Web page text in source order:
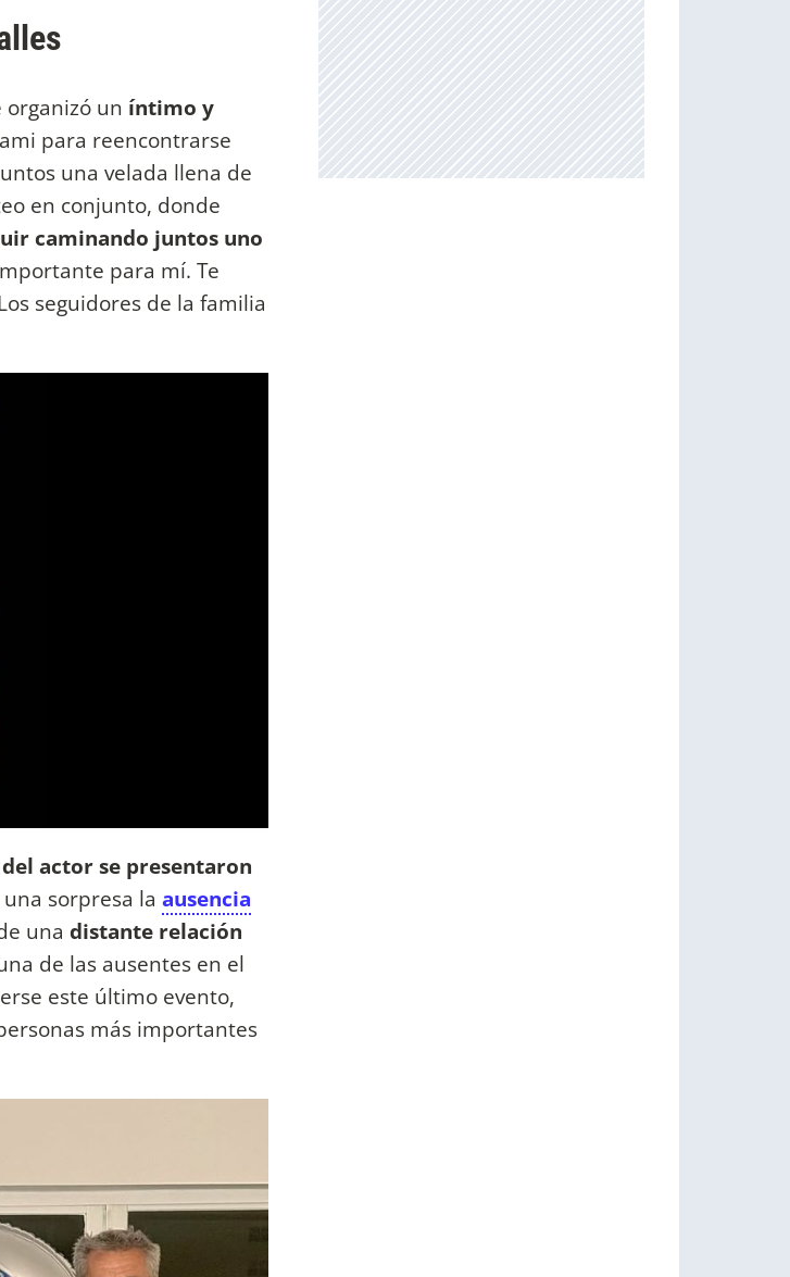
un íntimo y
para reencontrarse
una velada llena de
en conjunto, donde
caminando juntos uno
para mí. Te
seguidores de la familia
actor se presentaron
sorpresa la ausencia
una distante relación
de las ausentes en el
este último evento,
más importantes